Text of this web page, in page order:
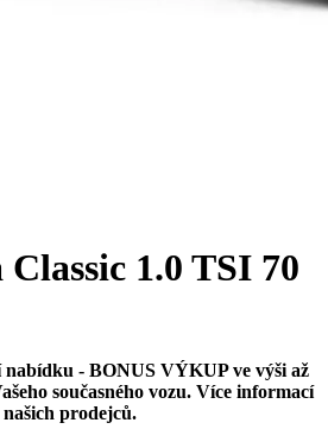
Classic 1.0 TSI 70
- BONUS VÝKUP ve výši až
současného vozu. Více informací
našich prodejců.